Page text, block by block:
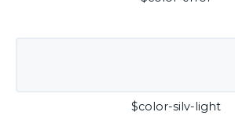
$color-silv-light